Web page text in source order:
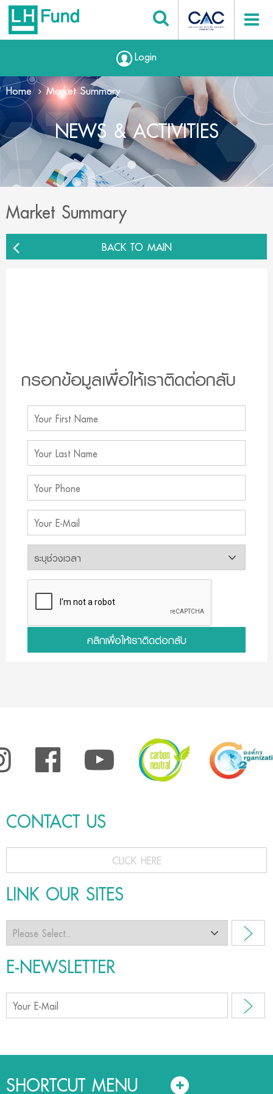
Login
NEWS & ACTIVITIES
Home Market Summary
Market Summary
BACK TO MAIN
กรอกข้อมูลเพื่อให้เราติดต่อกลับ
คลิกเพื่อให้เราติดต่อกลับ
CONTACT US
CLICK HERE
LINK OUR SITES
E-NEWSLETTER
SHORTCUT MENU